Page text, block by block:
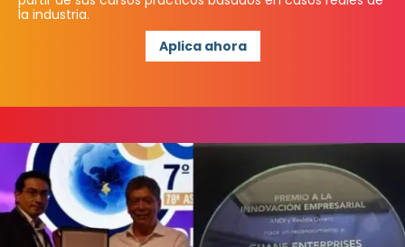
la industria.
Aplica ahora